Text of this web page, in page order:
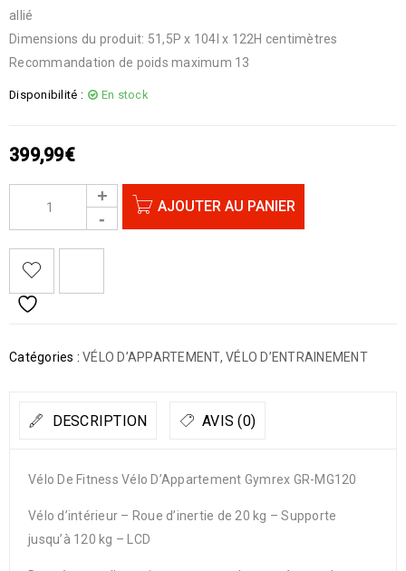
allié
Dimensions du produit: 51,5P x 104l x 122H centimètres
Recommandation de poids maximum 13
Disponibilité : En stock
399,99€
AJOUTER AU PANIER
Catégories : VÉLO D’APPARTEMENT, VÉLO D’ENTRAINEMENT
DESCRIPTION AVIS (0)
Vélo De Fitness Vélo D’Appartement Gymrex GR-MG120
Vélo d’intérieur – Roue d’inertie de 20 kg – Supporte
jusqu’à 120 kg – LCD